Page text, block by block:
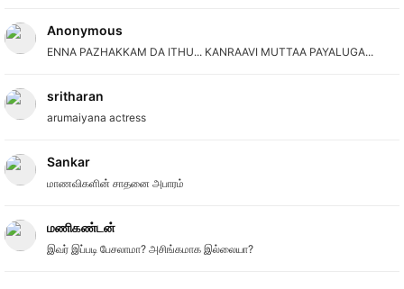
Anonymous
ENNA PAZHAKKAM DA ITHU... KANRAAVI MUTTAA PAYALUGA...
sritharan
arumaiyana actress
Sankar
மாணவிகளின் சாதனை அபாரம்
மணிகண்டன்
இவர் இப்படி பேசலாமா? அசிங்கமாக இல்லையா?